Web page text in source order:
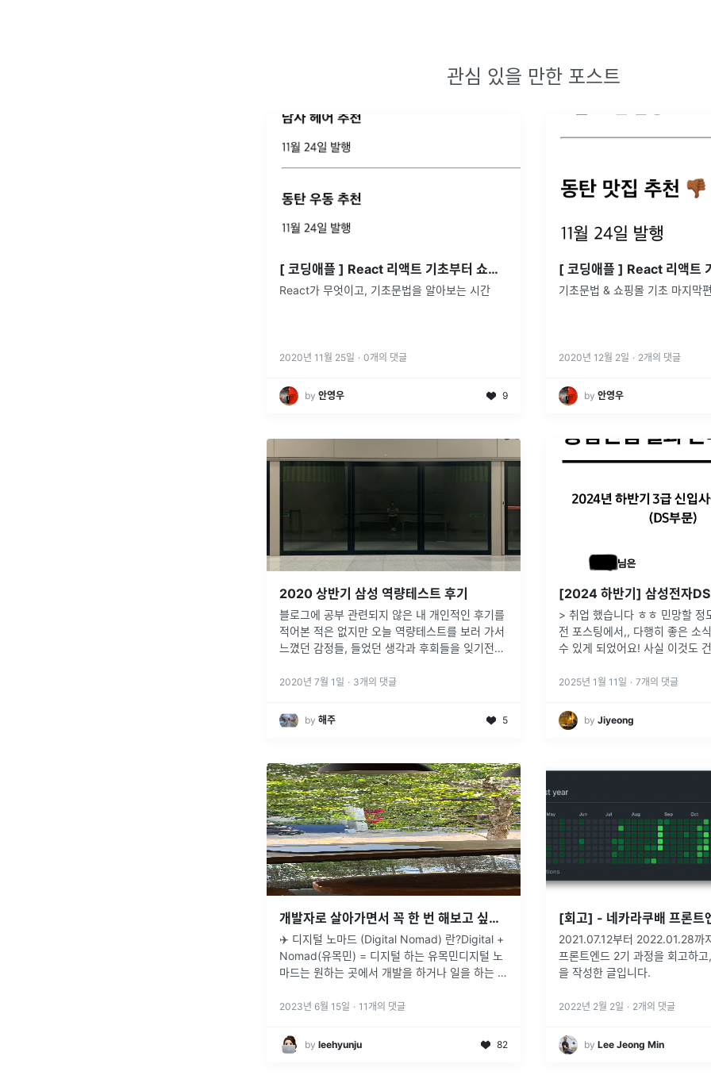
관심 있을 만한 포스트
[ 코딩애플 ] React 리액트 기초부터 쇼핑몰 프로젝트까지! part.1
React가 무엇이고, 기초문법을 알아보는 시간
2020년 11월 25일 · 0개의 댓글
by 안영우 9
기초문법 & 쇼핑몰 기초 마지막편
2020년 12월 2일 · 2개의 댓글
by 안영우
2020 상반기 삼성 역량테스트 후기
블로그에 공부 관련되지 않은 내 개인적인 후기를
적어본 적은 없지만 오늘 역량테스트를 보러 가서
느꼈던 감정들, 들었던 생각과 후회들을 잊기전에
어본다 ..
2020년 7월 1일 · 3개의 댓글
by 해주 5
> 취업 했습니다 ㅎㅎ 민망할 정
전 포스팅에서,, 다행히 좋은 소
수 있게 되었어요! 사실 이것도
히 후기 작성해보겠습니다. 먼저 2024 하반기 일
2025년 1월 11일 · 7개의 댓글
by Jiyeong
개발자로 살아가면서 꼭 한 번 해보고 싶었던 나홀로 해외 디지털노마드 도전기 🌍
✈️ 디지털 노마드 (Digital Nomad) 란?Digital +
Nomad(유목민) = 디지털 하는 유목민디지털 노
마드는 원하는 곳에서 개발을 하거나 일을 하는 자
것은 2019년 크리스마스 시즌에 나홀로 동유럽
2023년 6월 15일 · 11 개의 댓글
by leehyunju 82
[회고] - 네카라쿠배 프론트
2021.07.12부터 2022.01.28까
프론트엔드 2기 과정을 회고하
을 작성한 글입니다.
2022년 2월 2일 · 2개의 댓글
by Lee Jeong Min